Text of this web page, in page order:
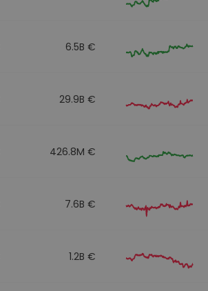
6.5B €
29.9B €
426.8M €
7.6B €
1.2B €